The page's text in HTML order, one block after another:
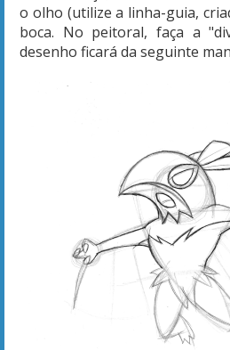
o olho (utilize a linha-guia,
boca. No peitoral, faça a
desenho ficará da seguinte